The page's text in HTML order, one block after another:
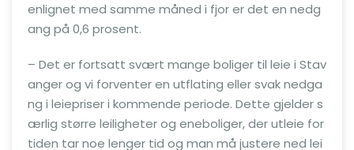
enlignet med samme måned i fjor er det en nedg
ang på 0,6 prosent.
– Det er fortsatt svært mange boliger til leie i Stav
anger og vi forventer en utflating eller svak nedga
ng i leiepriser i kommende periode. Dette gjelder s
ærlig større leiligheter og eneboliger, der utleie for
tiden tar noe lenger tid og man må justere ned lei